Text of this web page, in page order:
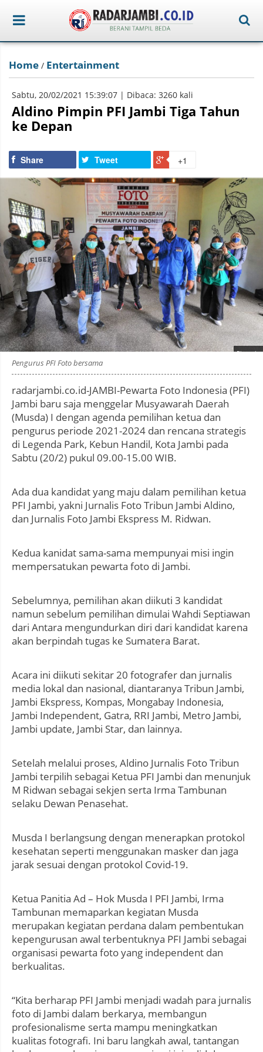
Home / Entertainment
Sabtu, 20/02/2021 15:39:07 | Dibaca: 3260 kali
Aldino Pimpin PFI Jambi Tiga Tahun
ke Depan
Share Tweet +1
Photo by
Pengurus PFI Foto bersama
radarjambi.co.id-JAMBI-Pewarta Foto Indonesia (PFI)
Jambi baru saja menggelar Musyawarah Daerah
(Musda) I dengan agenda pemilihan ketua dan
pengurus periode 2021-2024 dan rencana strategis
di Legenda Park, Kebun Handil, Kota Jambi pada
Sabtu (20/2) pukul 09.00-15.00 WIB.
Ada dua kandidat yang maju dalam pemilihan ketua
PFI Jambi, yakni Jurnalis Foto Tribun Jambi Aldino,
dan Jurnalis Foto Jambi Ekspress M. Ridwan.
Kedua kanidat sama-sama mempunyai misi ingin
mempersatukan pewarta foto di Jambi.
Sebelumnya, pemilihan akan diikuti 3 kandidat
namun sebelum pemilihan dimulai Wahdi Septiawan
dari Antara mengundurkan diri dari kandidat karena
akan berpindah tugas ke Sumatera Barat.
Acara ini diikuti sekitar 20 fotografer dan jurnalis
media lokal dan nasional, diantaranya Tribun Jambi,
Jambi Ekspress, Kompas, Mongabay Indonesia,
Jambi Independent, Gatra, RRI Jambi, Metro Jambi,
Jambi update, Jambi Star, dan lainnya.
Setelah melalui proses, Aldino Jurnalis Foto Tribun
Jambi terpilih sebagai Ketua PFI Jambi dan menunjuk
M Ridwan sebagai sekjen serta Irma Tambunan
selaku Dewan Penasehat.
Musda I berlangsung dengan menerapkan protokol
kesehatan seperti menggunakan masker dan jaga
jarak sesuai dengan protokol Covid-19.
Ketua Panitia Ad – Hok Musda I PFI Jambi, Irma
Tambunan memaparkan kegiatan Musda
merupakan kegiatan perdana dalam pembentukan
kepengurusan awal terbentuknya PFI Jambi sebagai
organisasi pewarta foto yang independent dan
berkualitas.
“Kita berharap PFI Jambi menjadi wadah para jurnalis
foto di Jambi dalam berkarya, membangun
profesionalisme serta mampu meningkatkan
kualitas fotografi. Ini baru langkah awal, tantangan